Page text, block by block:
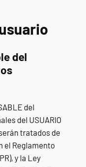
del
del
del USUARIO
tratados de
el Reglamento
y la Ley